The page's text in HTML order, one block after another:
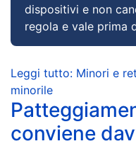
dispositivi e non
regola e vale prima
Leggi tutto: Minori e
minorile
conviene